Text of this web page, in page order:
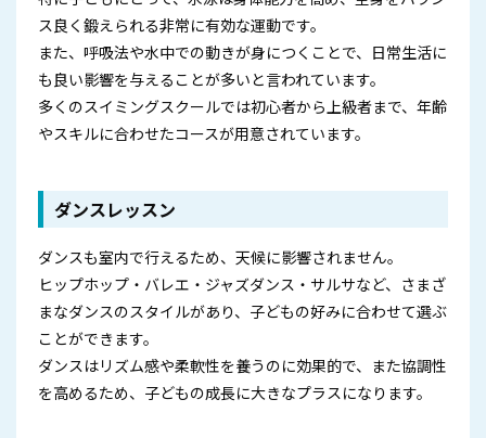
ス良く鍛えられる非常に有効な運動です。
また、呼吸法や水中での動きが身につくことで、日常生活に
も良い影響を与えることが多いと言われています。
多くのスイミングスクールでは初心者から上級者まで、年齢
やスキルに合わせたコースが用意されています。
ダンスレッスン
ダンスも室内で行えるため、天候に影響されません。
ヒップホップ・バレエ・ジャズダンス・サルサなど、さまざ
まなダンスのスタイルがあり、子どもの好みに合わせて選ぶ
ことができます。
ダンスはリズム感や柔軟性を養うのに効果的で、また協調性
を高めるため、子どもの成長に大きなプラスになります。